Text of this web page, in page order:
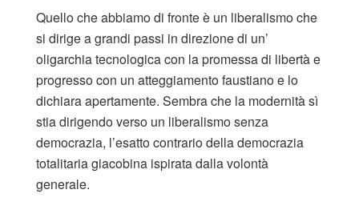
Quello che abbiamo di fronte è un liberalismo che
si dirige a grandi passi in direzione di un’
oligarchia tecnologica con la promessa di libertà e
progresso con un atteggiamento faustiano e lo
dichiara apertamente. Sembra che la modernità sì
stia dirigendo verso un liberalismo senza
democrazia, l’esatto contrario della democrazia
totalitaria giacobina ispirata dalla volontà
generale.